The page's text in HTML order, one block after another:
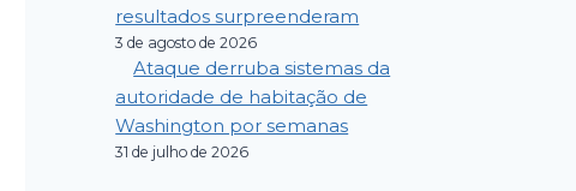
resultados surpreenderam
3 de agosto de 2026
Ataque derruba sistemas da
autoridade de habitação de
Washington por semanas
31 de julho de 2026